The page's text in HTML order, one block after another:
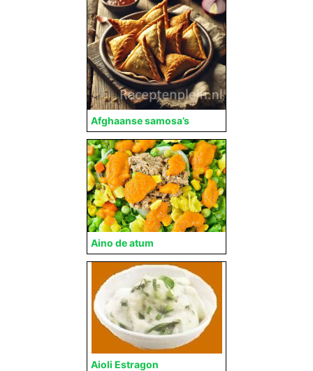
Afghaanse samosa’s
Aino de atum
Aioli Estragon